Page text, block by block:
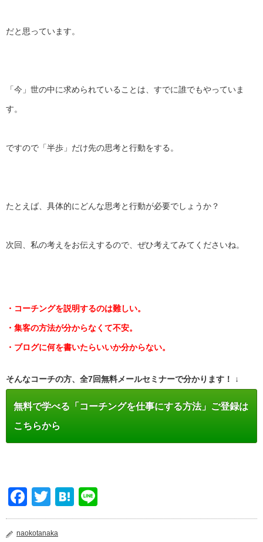
だと思っています。
「今」世の中に求められていることは、 すでに誰でもやっていま
す。
ですので「半歩」だけ先の思考と行動をする。
たとえば、具体的にどんな思考と行動が必要でしょうか？
次回、私の考えをお伝えするので、ぜひ考えてみてくださいね。
・コーチングを説明するのは難しい。
・集客の方法が分からなくて不安。
・ブログに何を書いたらいいか分からない。
そんなコーチの方、全7回無料メールセミナーで分かります！ ↓
無料で学べる「コーチングを仕事にする方法」ご登録は
こちらから
Facebook
TwitterHatena
naokotanaka